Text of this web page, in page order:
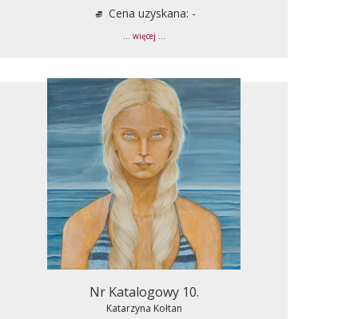
Cena uzyskana: -
... więcej ...
Nr Katalogowy 10.
Katarzyna Kołtan